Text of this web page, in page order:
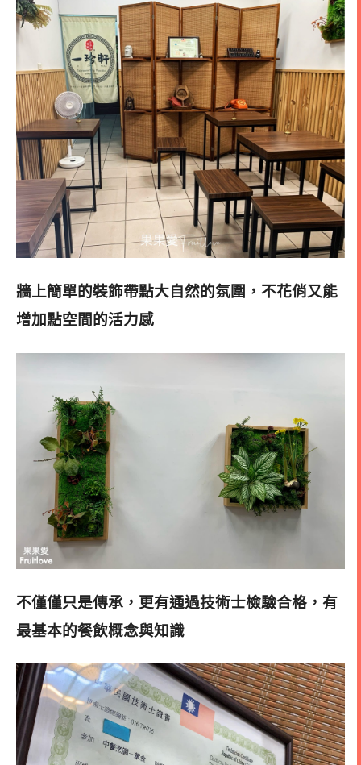
牆上簡單的裝飾帶點大自然的氛圍，不花俏又能
增加點空間的活力感
不僅僅只是傳承，更有通過技術士檢驗合格，有
最基本的餐飲概念與知識